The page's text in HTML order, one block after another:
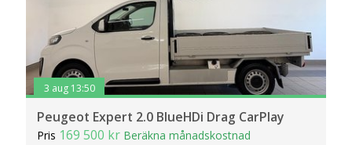
3 aug 13:50
Peugeot Expert 2.0 BlueHDi Drag CarPlay
Pris 169 500 kr Beräkna månadskostnad